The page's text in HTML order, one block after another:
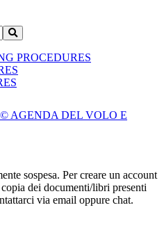
PROCEDURES
© AGENDA DEL VOLO E
sospesa. Per creare un account
dei documenti/libri presenti
via email oppure chat.